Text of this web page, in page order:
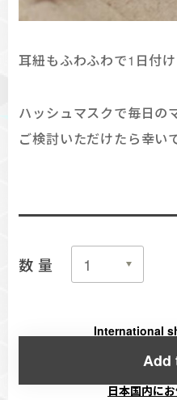
耳紐もふわふわで1日付
ハッシュマスクで毎日の
ご検討いただけたら幸い
数量
International
Add
日本国内に